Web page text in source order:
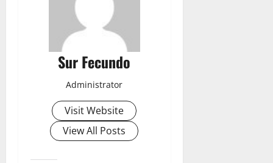
Sur Fecundo
Administrator
Visit Website
View All Posts